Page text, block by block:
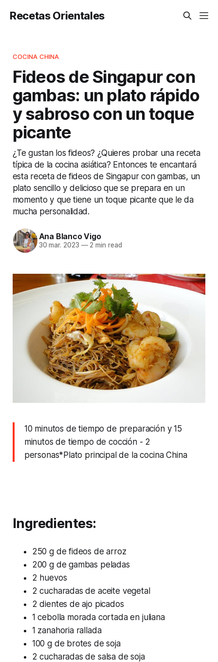
Recetas Orientales
COCINA CHINA
Fideos de Singapur con
gambas: un plato rápido
y sabroso con un toque
picante
¿Te gustan los fideos? ¿Quieres probar una receta
típica de la cocina asiática? Entonces te encantará
esta receta de fideos de Singapur con gambas, un
plato sencillo y delicioso que se prepara en un
momento y que tiene un toque picante que le da
mucha personalidad.
Ana Blanco Vigo
30 mar. 2023 —2 min read
10 minutos de tiempo de preparación y 15
minutos de tiempo de cocción- 2
personas‌‌*Plato principal de la cocina China
Ingredientes:
250 g de fideos de arroz
200 g de gambas peladas
2 huevos
2 cucharadas de aceite vegetal
2 dientes de ajo picados
1 cebolla morada cortada en juliana
1 zanahoria rallada
100 g de brotes de soja
2 cucharadas de salsa de soja